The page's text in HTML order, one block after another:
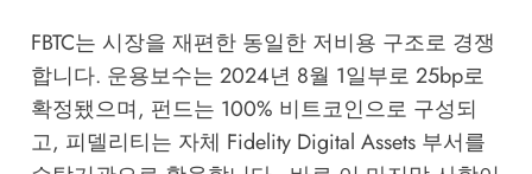
FBTC는 시장을 재편한 동일한 저비용 구조로 경쟁
합니다. 운용보수는 2024년 8월 1일부로 25bp로
확정됐으며, 펀드는 100% 비트코인으로 구성되
고, 피델리티는 자체 Fidelity Digital Assets 부서를